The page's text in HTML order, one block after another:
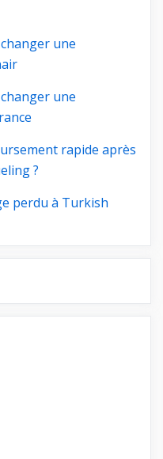
une
une
rapide après
?
perdu à Turkish